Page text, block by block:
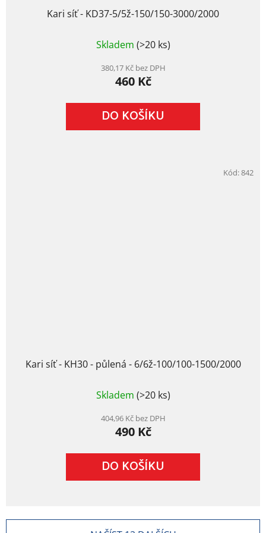
Kari síť - KD37-5/5ž-150/150-3000/2000
hodnocení
je
5,0
5
hvězdiček.
Skladem (>20 ks)
380,17 Kč bez DPH
460 Kč
DO KOŠÍKU
Kari síť - KH30 - půlená - 6/6ž-100/100-1500/2000
Skladem (>20 ks)
404,96 Kč bez DPH
490 Kč
DO KOŠÍKU
Kód:842